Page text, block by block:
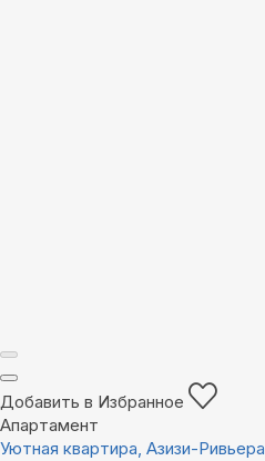
Добавить в Избранное
Апартамент
Уютная квартира, Азизи-Ривьера